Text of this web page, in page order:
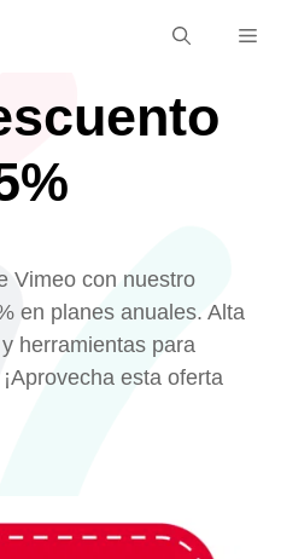
Vimeo con nuestro
en planes anuales. Alta
herramientas para
esta oferta